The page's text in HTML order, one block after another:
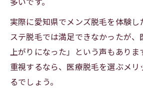
実際に愛知県でメンズ脱毛を体験
ステ脱毛では満足できなかったが
上がりになった」という声もありま
重視するなら、医療脱毛を選ぶメ
るでしょう。